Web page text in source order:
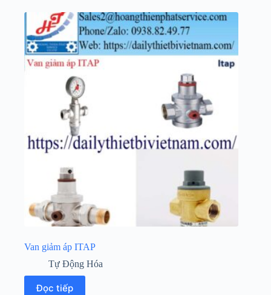
Van giảm áp ITAP
Tự Động Hóa
Đọc tiếp